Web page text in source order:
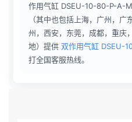
作用气缸 DSEU-10-80-P-A-
（其中也包括上海，广州，
州，西安，东莞，成都，重庆
地）提供 双作用气缸 DSEU-
打全国客服热线。